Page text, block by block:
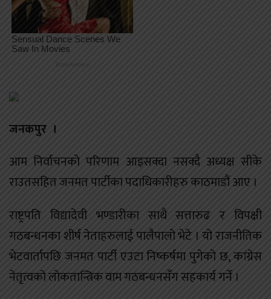
जनकपुर ।
आम निर्वाचनको परिणाम आइसक्दा नसक्दै अध्यक्ष सीके
राउतसहित जनमत पार्टीका पदाधिकारीहरु काठमाडौं आए ।
राष्ट्रपति विद्यादेवी भण्डारीका साथै सत्तारुढ र विपक्षी
गठबन्धनका शीर्ष नेताहरुलाई पालैपालो भेटे । यो राजनीतिक
भेटवार्तापछि जनमत पार्टी एउटा निष्कर्षमा पुगेको छ, कांग्रेस
नेतृत्वको लोकतान्त्रिक वाम गठबन्धनसँग सहकार्य गर्ने ।